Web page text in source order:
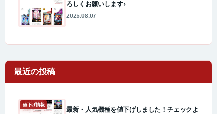
ろしくお願いします♪
2026.08.07
最近の投稿
値下げ情報
最新・人気機種を値下げしました！チェックよ